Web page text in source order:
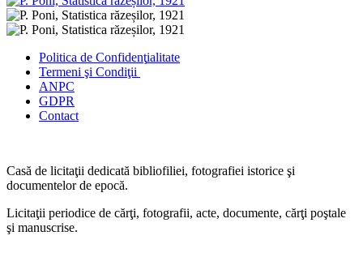
Politica de Confidenţialitate
Termeni şi Condiţii
ANPC
GDPR
Contact
Casă de licitaţii dedicată bibliofiliei, fotografiei istorice şi
documentelor de epocă.
Licitaţii periodice de cărţi, fotografii, acte, documente, cărţi poştale
şi manuscrise.